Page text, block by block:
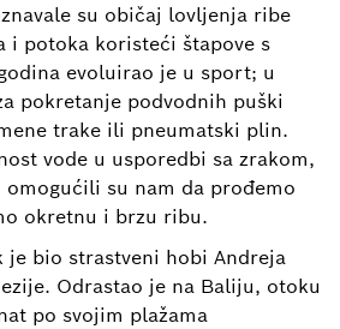
su običaj lovljenja ribe
i potoka koristeći štapove s
evoluirao je u sport; u
pokretanje podvodnih puški
trake ili pneumatski plin.
vode u usporedbi sa zrakom,
su nam da prođemo
okretnu i brzu ribu.
je bio strastveni hobi Andreja
Odrastao je na Baliju, otoku
po svojim plažama